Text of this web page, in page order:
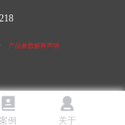
产品参数解释声明
案例 关于